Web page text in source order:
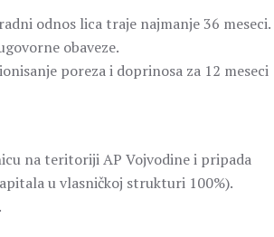
odnos lica traje najmanje 36 meseci.
obaveze.
poreza i doprinosa za 12 meseci
na teritoriji AP Vojvodine i pripada
u vlasničkoj strukturi 100%).